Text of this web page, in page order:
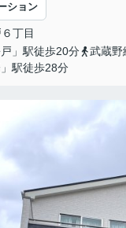
ション
６丁目
」駅徒歩20分
武蔵野
駅徒歩28分